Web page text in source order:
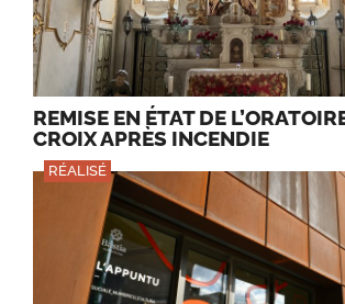
REMISE EN ÉTAT DE
CROIX APRÈS INCENDIE
RÉALISÉ